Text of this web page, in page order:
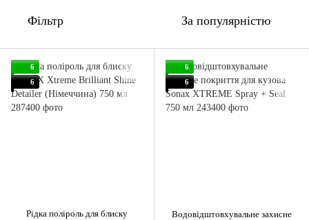
Фільтр За популярністю
6
6
Рідка поліроль для блиску
6
6
Водовідштовхувальне захисне